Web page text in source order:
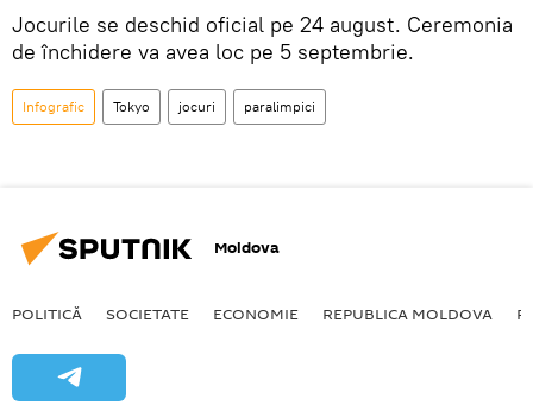
Jocurile se deschid oficial pe 24 august. Ceremonia
de închidere va avea loc pe 5 septembrie.
Infografic Tokyo jocuri paralimpici
Moldova
POLITICĂ SOCIETATE ECONOMIE REPUBLICA MOLDOVA